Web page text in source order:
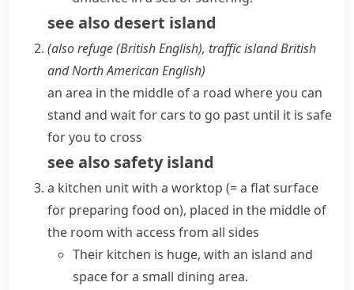
see also desert island
(alsorefuge(British English), traffic islandBritish
and North American English)
an area in the middle of a road where you can
stand and wait for cars to go past until it is safe
for you to cross
see also safety island
a kitchen unit with a worktop (= a flat surface
for preparing food on), placed in the middle of
the room with access from all sides
Their kitchen is huge, with an island and
space for a small dining area.